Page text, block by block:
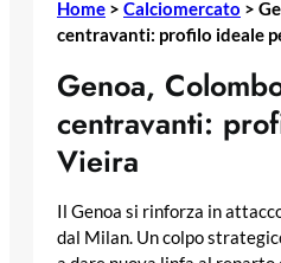
Home > Calciomercato >
centravanti: profilo ideale
Genoa,
centravanti:
Vieira
Il Genoa si rinforza in
dal Milan. Un colpo